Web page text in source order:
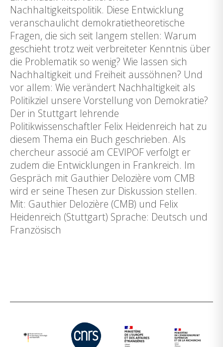
Nachhaltigkeitspolitik. Diese Entwicklung
veranschaulicht demokratietheoretische
Fragen, die sich seit langem stellen: Warum
geschieht trotz weit verbreiteter Kenntnis über
die Problematik so wenig? Wie lassen sich
Nachhaltigkeit und Freiheit aussöhnen? Und
vor allem: Wie verändert Nachhaltigkeit als
Politikziel unsere Vorstellung von Demokratie?
Der in Stuttgart lehrende
Politikwissenschaftler Felix Heidenreich hat zu
diesem Thema ein Buch geschrieben. Als
chercheur associé am CEVIPOF verfolgt er
zudem die Entwicklungen in Frankreich. Im
Gespräch mit Gauthier Delozière vom CMB
wird er seine Thesen zur Diskussion stellen.
Mit: Gauthier Delozière (CMB) und Felix
Heidenreich (Stuttgart) Sprache: Deutsch und
Französisch